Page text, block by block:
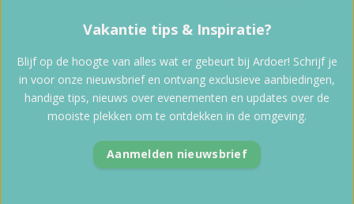
Vakantie tips & Inspiratie?
Blijf op de hoogte van alles wat er gebeurt bij Ardoer! Schrijf je
in voor onze nieuwsbrief en ontvang exclusieve aanbiedingen,
handige tips, nieuws over evenementen en updates over de
mooiste plekken om te ontdekken in de omgeving.
Aanmelden nieuwsbrief